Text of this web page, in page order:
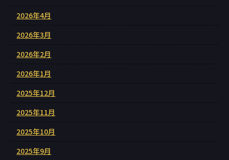
2026年4月
2026年3月
2026年2月
2026年1月
2025年12月
2025年11月
2025年10月
2025年9月